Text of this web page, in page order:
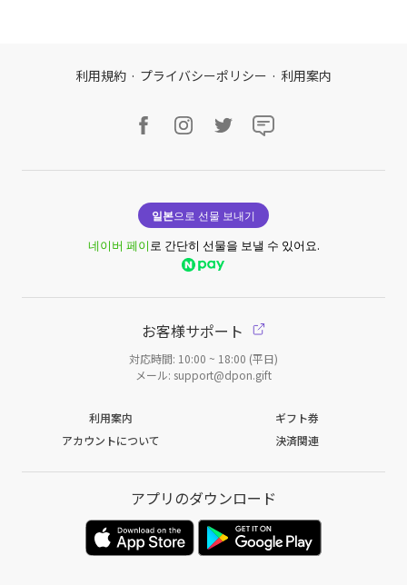
利用規約 · プライバシーポリシー · 利用案内
일본으로 선물 보내기
네이버 페이로 간단히 선물을 보낼 수 있어요.
お客様サポート
対応時間: 10:00 ~ 18:00 (平日)
メール: support@dpon.gift
利用案内
ギフト券
アカウントについて
決済関連
アプリのダウンロード